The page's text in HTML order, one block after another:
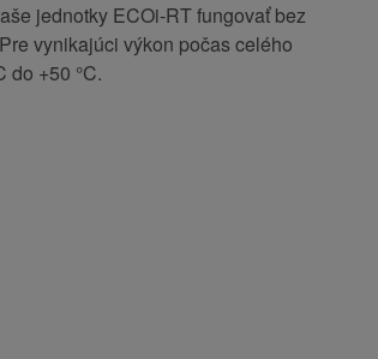
jednotky ECOi-RT fungovať bez
vynikajúci výkon počas celého
do +50 °C.